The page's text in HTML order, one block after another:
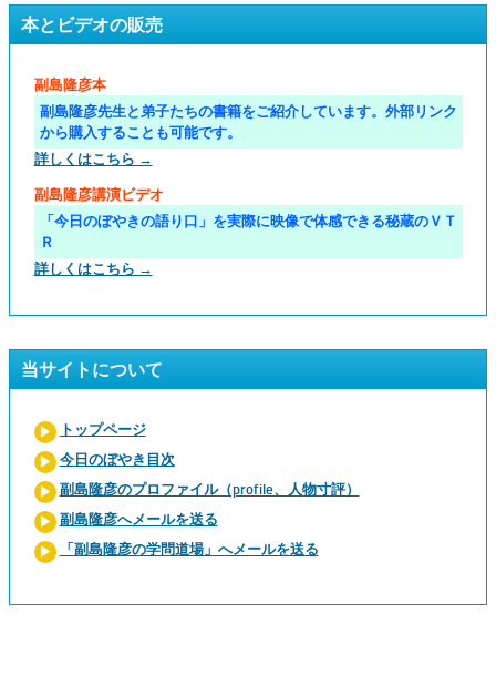
本とビデオの販売
副島隆彦本
副島隆彦先生と弟子たちの書籍をご紹介しています。外部リンク
から購入することも可能です。
詳しくはこちら →
副島隆彦講演ビデオ
「今日のぼやきの語り口」を実際に映像で体感できる秘蔵のＶＴ
Ｒ
詳しくはこちら →
当サイトについて
トップページ
今日のぼやき目次
副島隆彦のプロファイル（profile、人物寸評）
副島隆彦へメールを送る
「副島隆彦の学問道場」へメールを送る